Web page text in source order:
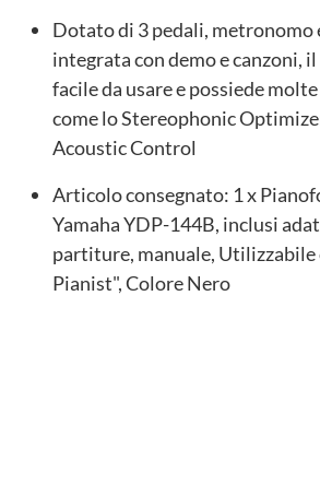
Dotato di 3 pedali, metronomo
integrata con demo e canzoni,
facile da usare e possiede
come lo Stereophonic
Acoustic Control
Articolo consegnato: 1 x
Yamaha YDP-144B, inclusi
partiture, manuale, Utilizzabile
Pianist", Colore Nero